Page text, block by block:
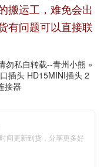
搬运工，难免会出
有问题可以直接联
勿私自转载--青州小熊 »
插头 HD15MINI插头 2
接器
间更新到货，分享更多好